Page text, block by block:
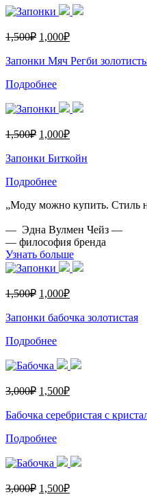
1,500₽ 1,000₽
Запонки Мяч Регби
Подробнее
1,500₽ 1,000₽
Запонки Биткойн
Подробнее
„Моду можно купить. Стиль
— Эдна Вулмен Чейз —
— философия бренда
Узнать больше
1,500₽ 1,000₽
Запонки бабочка золотистая
Подробнее
3,000₽ 1,500₽
Бабочка серебристая с
Подробнее
3,000₽ 1,500₽